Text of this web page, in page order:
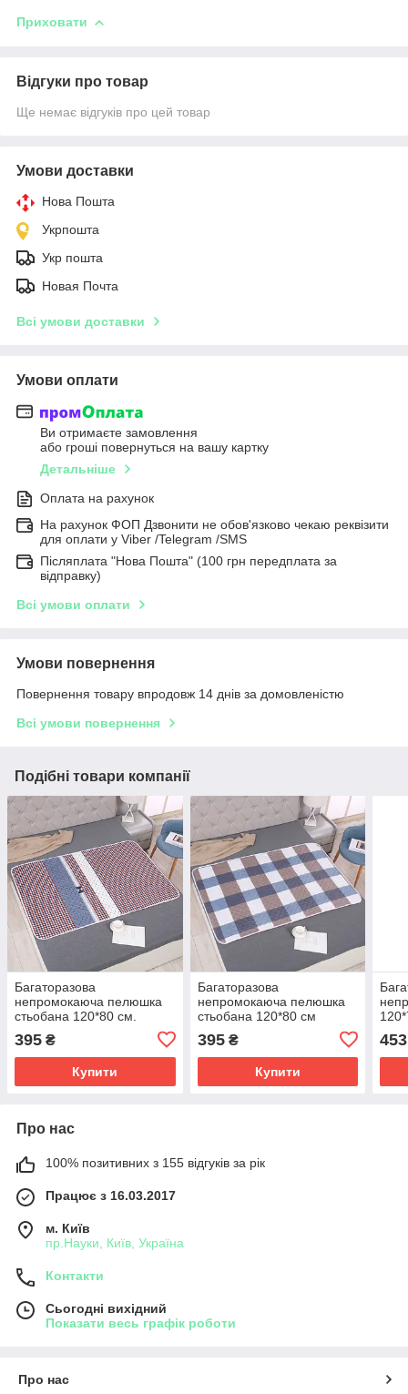
Приховати
Відгуки про товар
Ще немає відгуків про цей товар
Умови доставки
Нова Пошта
Укрпошта
Укр пошта
Новая Почта
Всі умови доставки
Умови оплати
Ви отримаєте замовлення
або гроші повернуться на вашу картку
Детальніше
Оплата на рахунок
На рахунок ФОП Дзвонити не обов'язково чекаю реквізити
для оплати у Viber /Telegram /SMS
Післяплата "Нова Пошта" (100 грн передплата за
відправку)
Всі умови оплати
Умови повернення
Повернення товару впродовж 14 днів за домовленістю
Всі умови повернення
Подібні товари компанії
Багаторазова
непромокаюча пелюшка
стьобана 120*80 см.
395 ₴
Купити
Багаторазова
непромокаюча пелюшка
стьобана 120*80 см
395₴
Купити
453
Про нас
100% позитивних з 155 відгуків за рік
Працює з 16.03.2017
м. Київ
пр.Науки, Київ, Україна
Контакти
Сьогодні вихідний
Показати весь графік роботи
Про нас